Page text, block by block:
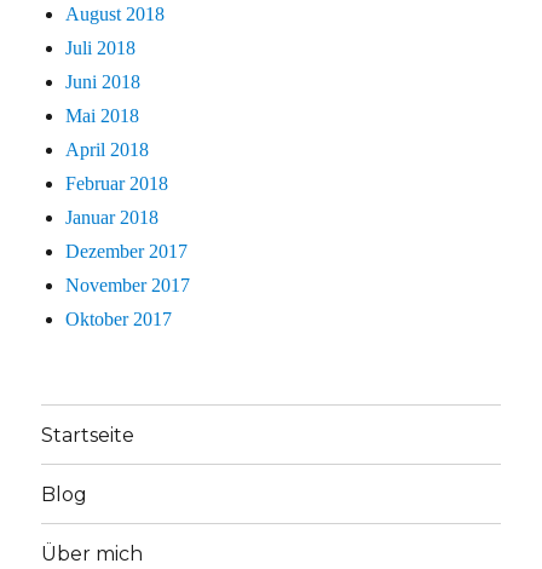
August 2018
Juli 2018
Juni 2018
Mai 2018
April 2018
Februar 2018
Januar 2018
Dezember 2017
November 2017
Oktober 2017
Startseite
Blog
Über mich